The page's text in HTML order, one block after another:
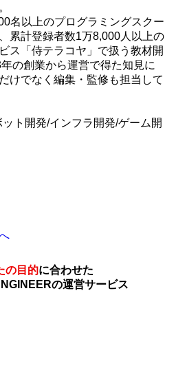
名以上のプログラミングスクー
累計登録者数1万8,000人以上の
ス「侍テラコヤ」で扱う教材開
の創業から運営で得た知見に
けでなく編集・監修も担当して
ト開発/インフラ開発/ゲーム開
の目的に合わせた
の運営サービス